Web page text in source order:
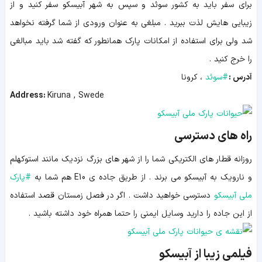
برای سفر باید به کشور سوئد و سپس به شهر آبیسکو سفر کنید و از
زیبایی هایش لذت ببرید . مبلغی به عنوان ورودی از شما گرفته نخواهد
شد ولی برای استفاده از امکانات پارک همانطور که گفته شد باید مبالغی
را خرج کنید .
آدرس :#سوئد ، کرونا
Address:Kiruna , Swede
راه های دسترسی
روزانه قطار های الکتریکی شما را از شهر های بزرگ نزدیک مانند استوکهلم
و نارویک به آبیسکو می برند . از طریق جاده ی E10 هم شما به
#پارک
ملی آبیسکو دسترسی خواهید داشت . اگر در فصل زمستان قصد استفاده
از این جاده را دارید وسایل ایمنی را حتما همراه خود داشته باشید .
فیلمی زیبا از آبیسکو